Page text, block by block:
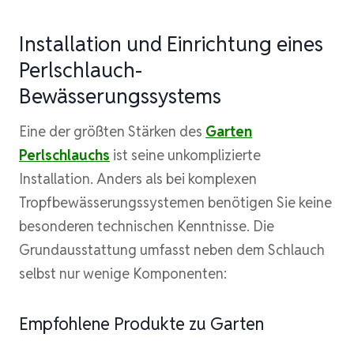
Installation und Einrichtung eines
Perlschlauch-
Bewässerungssystems
Eine der größten Stärken des Garten
Perlschlauchs ist seine unkomplizierte
Installation. Anders als bei komplexen
Tropfbewässerungssystemen benötigen Sie keine
besonderen technischen Kenntnisse. Die
Grundausstattung umfasst neben dem Schlauch
selbst nur wenige Komponenten:
Empfohlene Produkte zu Garten